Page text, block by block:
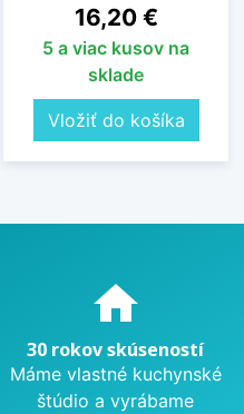
Cena
16,20 €
5 a viac kusov na
sklade
Vložiť do košíka
home
30 rokov skúseností
Máme vlastné kuchynské
štúdio a vyrábame